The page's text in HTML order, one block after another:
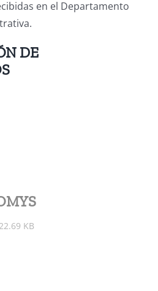
en el Departamento
DE
KB